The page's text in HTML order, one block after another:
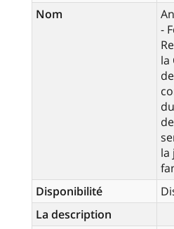
Nom
-
la
la
Disponibilité
La description